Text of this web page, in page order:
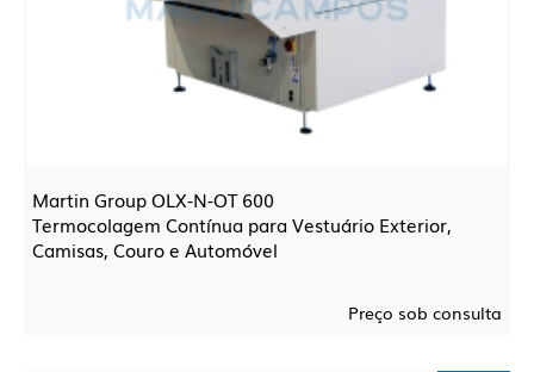
Martin Group OLX-N-OT 600
Termocolagem Contínua para Vestuário Exterior,
Camisas, Couro e Automóvel
Preço sob consulta